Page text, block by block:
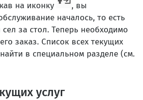
на иконку
, вы
началось, то есть
за стол. Теперь необходимо
заказ. Список всех текущих
в специальном разделе (см.
услуг